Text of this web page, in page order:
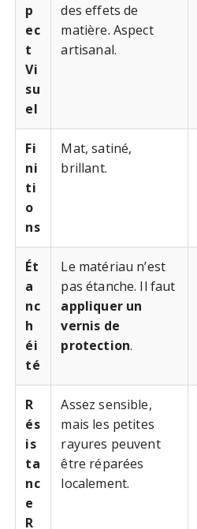
p
ec
t
Vi
su
el
des effets de
matière. Aspect
artisanal.
Fi
ni
ti
o
ns
Mat, satiné,
brillant.
Ét
a
nc
h
éi
té
Le matériau n’est
pas étanche. Il faut
appliquer un
vernis de
protection.
R
és
is
ta
nc
e
R
Assez sensible,
mais les petites
rayures peuvent
être réparées
localement.